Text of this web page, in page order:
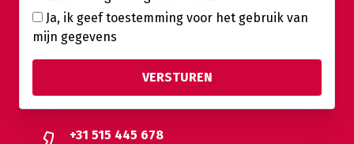
Ja, ik geef toestemming voor het gebruik van
mijn gegevens
+31 515 445 678